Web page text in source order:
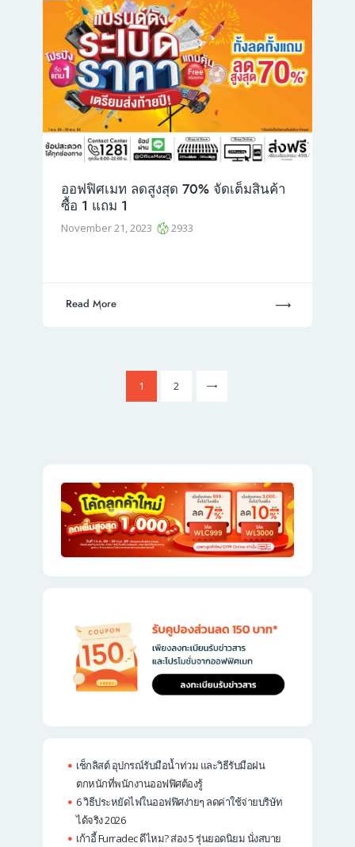
ออฟฟิศเมท ลดสูงสุด 70% จัดเต็มสินค้า
ซื้อ 1 แถม 1
November 21, 2023 2933
Read More
Page
1 Page
2
เช็กลิสต์ อุปกรณ์รับมือน้ำท่วม และวิธีรับมือฝน
ตกหนักที่พนักงานออฟฟิศต้องรู้
6 วิธีประหยัดไฟในออฟฟิศง่ายๆ ลดค่าใช้จ่ายบริษัท
ได้จริง 2026
เก้าอี้ Furradec ดีไหม? ส่อง 5 รุ่นยอดนิยม นั่งสบาย